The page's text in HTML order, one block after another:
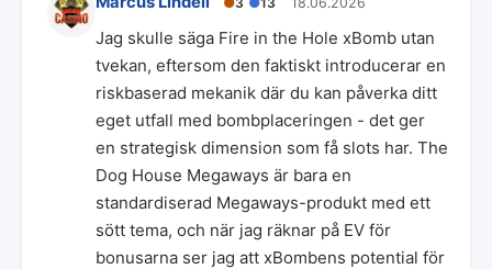
Jag skulle säga Fire in the Hole xBomb utan
tvekan, eftersom den faktiskt introducerar en
riskbaserad mekanik där du kan påverka ditt
eget utfall med bombplaceringen - det ger
en strategisk dimension som få slots har. The
Dog House Megaways är bara en
standardiserad Megaways-produkt med ett
sött tema, och när jag räknar på EV för
bonusarna ser jag att xBombens potential för